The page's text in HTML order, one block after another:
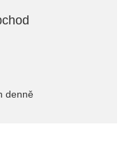
denně